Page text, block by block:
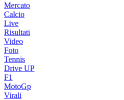
Mercato
Calcio
Live
Risultati
Video
Foto
Tennis
Drive UP
F1
MotoGp
Virali